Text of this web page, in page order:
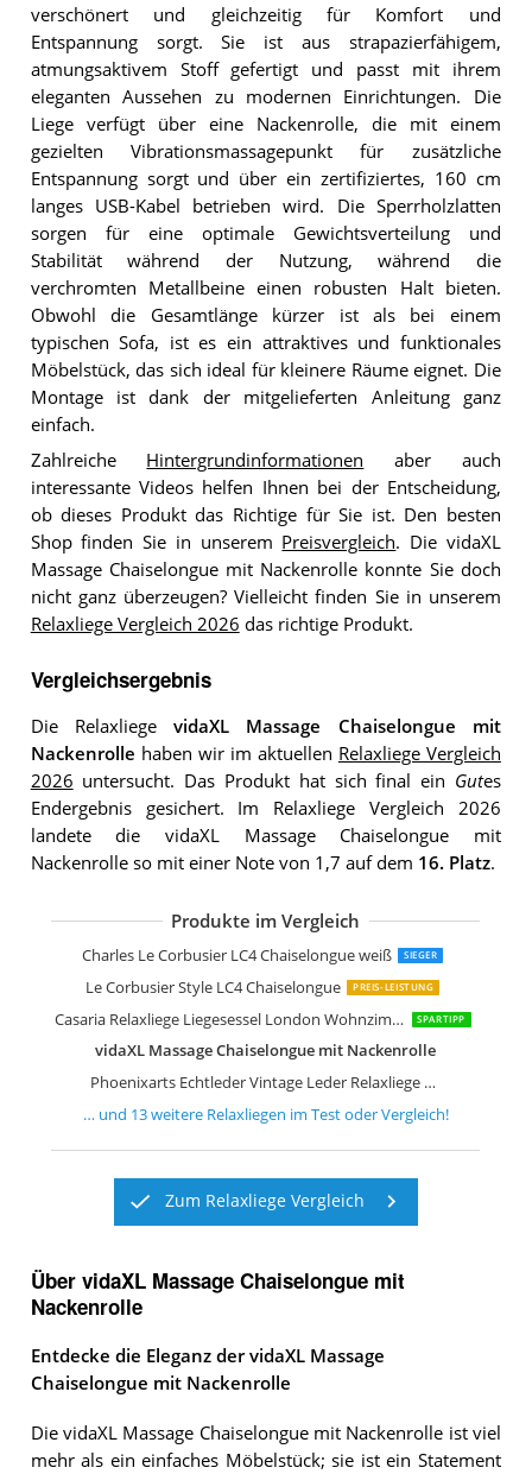
verschönert und gleichzeitig für Komfort und
Entspannung sorgt. Sie ist aus strapazierfähigem,
atmungsaktivem Stoff gefertigt und passt mit ihrem
eleganten Aussehen zu modernen Einrichtungen. Die
Liege verfügt über eine Nackenrolle, die mit einem
gezielten Vibrationsmassagepunkt für zusätzliche
Entspannung sorgt und über ein zertifiziertes, 160 cm
langes USB-Kabel betrieben wird. Die Sperrholzlatten
sorgen für eine optimale Gewichtsverteilung und
Stabilität während der Nutzung, während die
verchromten Metallbeine einen robusten Halt bieten.
Obwohl die Gesamtlänge kürzer ist als bei einem
typischen Sofa, ist es ein attraktives und funktionales
Möbelstück, das sich ideal für kleinere Räume eignet. Die
Montage ist dank der mitgelieferten Anleitung ganz
einfach.
Zahlreiche Hintergrundinformationen aber auch
interessante Videos helfen Ihnen bei der Entscheidung,
ob dieses Produkt das Richtige für Sie ist. Den besten
Shop finden Sie in unserem Preisvergleich. Die vidaXL
Massage Chaiselongue mit Nackenrolle konnte Sie doch
nicht ganz überzeugen? Vielleicht finden Sie in unserem
Relaxliege Vergleich 2026 das richtige Produkt.
Vergleichsergebnis
Die RelaxliegevidaXL Massage Chaiselongue mit
Nackenrolle haben wir im aktuellen Relaxliege Vergleich
2026 untersucht. Das Produkt hat sich final ein Gutes
Endergebnis gesichert. Im Relaxliege Vergleich 2026
landete die vidaXL Massage Chaiselongue mit
Nackenrolle so mit einer Note von 1,7 auf dem 16. Platz.
Produkte im Vergleich
Charles Le Corbusier LC4 Chaiselongue weiß SIEGER
Le Corbusier Style LC4 Chaiselongue PREIS-LEISTUNG
Casaria Relaxliege Liegesessel London Wohnzimmer Leinen Optik SPARTIPP
vidaXL Massage Chaiselongue mit Nackenrolle
Phoenixarts Echtleder Vintage Leder Relaxliege Schwarz Design Recamiere
Beliani Chaiselongue Stoff beige
Beliani Chaiselongue Samt grün
Atlantic Home Collection Pierre
KLYEON Chaiselongue mit Kissen
… und 13weitere Relaxliegen im Test oder Vergleich!
Zum Relaxliege Vergleich
Über vidaXL Massage Chaiselongue mit
Nackenrolle
Entdecke die Eleganz der vidaXL Massage
Chaiselongue mit Nackenrolle
Die vidaXL Massage Chaiselongue mit Nackenrolle ist viel
mehr als ein einfaches Möbelstück; sie ist ein Statement